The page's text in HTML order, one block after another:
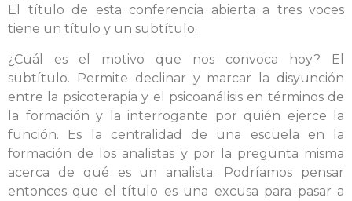
El título de esta conferencia abierta a tres voces
tiene un título y un subtítulo.
¿Cuál es el motivo que nos convoca hoy? El
subtítulo. Permite declinar y marcar la disyunción
entre la psicoterapia y el psicoanálisis en términos de
la formación y la interrogante por quién ejerce la
función. Es la centralidad de una escuela en la
formación de los analistas y por la pregunta misma
acerca de qué es un analista. Podríamos pensar
entonces que el título es una excusa para pasar a